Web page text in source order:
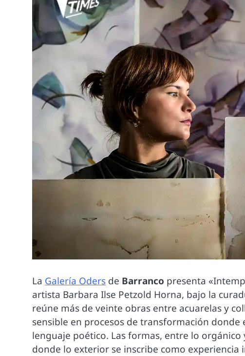
La Galería Oders de Barranco presenta
artista Barbara Ilse Petzold Horna, bajo la
reúne más de veinte obras entre acuarelas y
sensible en procesos de transformación
lenguaje poético. Las formas, entre lo
donde lo exterior se inscribe como experiencia